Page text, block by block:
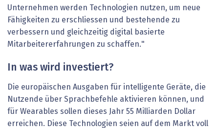
Unternehmen werden Technologien nutzen, um neue
Fähigkeiten zu erschliessen und bestehende zu
verbessern und gleichzeitig digital basierte
Mitarbeitererfahrungen zu schaffen."
In was wird investiert?
Die europäischen Ausgaben für intelligente Geräte, die
Nutzende über Sprachbefehle aktivieren können, und
für Wearables sollen dieses Jahr 55 Milliarden Dollar
erreichen. Diese Technologien seien auf dem Markt voll